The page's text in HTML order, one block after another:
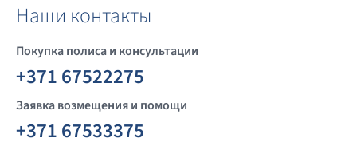
Наши контакты
Покупка полиса и консультации
+371 67522275
Заявка возмещения и помощи
+371 67533375